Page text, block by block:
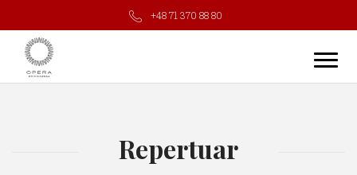
+48 71 370 88 80
Repertuar